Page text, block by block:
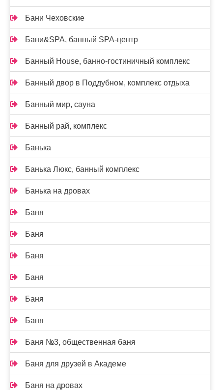
Бани Чеховские
Бани&SPA, банный SPA-центр
Банный House, банно-гостиничный комплекс
Банный двор в Поддубном, комплекс отдыха
Банный мир, сауна
Банный рай, комплекс
Банька
Банька Люкс, банный комплекс
Банька на дровах
Баня
Баня
Баня
Баня
Баня
Баня
Баня №3, общественная баня
Баня для друзей в Академе
Баня на дровах